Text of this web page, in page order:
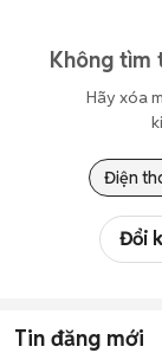
Không tìm
Hãy xóa
Điện
Đổi
Tin đăng mới